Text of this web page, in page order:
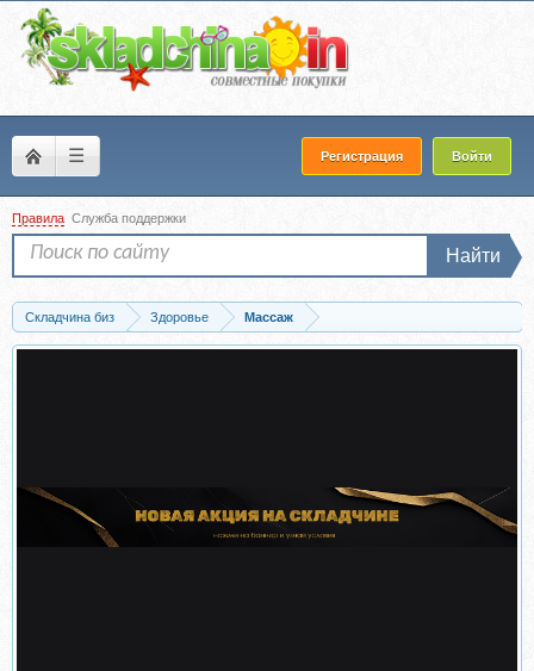
☰ Регистрация Войти
Правила Служба поддержки
Найти
Складчина биз Здоровье
Массаж
Скачать [Epifanov.school] Обучающий проект для массажистов №11 «05.21»...